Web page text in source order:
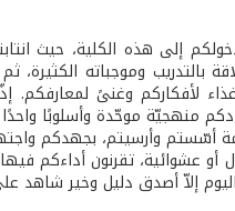
إلى هذه الكلية، حيث
بالتدريب وموجباته
غذاء لأفكاركم وغنىً
منهجيّة موحّدة وأسلوبًا
أسّستم وأرسيتم، بجهدكم
عشوائية، تقرنون أداءكم
إلاّ أصدق دليل وخير شاهد